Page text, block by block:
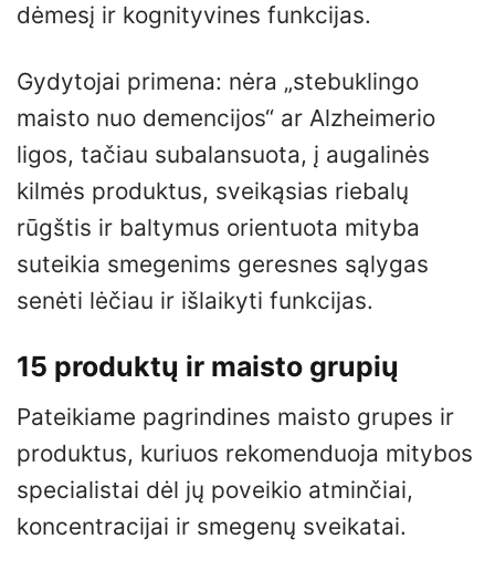
dėmesį ir kognityvines funkcijas.
Gydytojai primena: nėra „stebuklingo
maisto nuo demencijos“ ar Alzheimerio
ligos, tačiau subalansuota, į augalinės
kilmės produktus, sveikąsias riebalų
rūgštis ir baltymus orientuota mityba
suteikia smegenims geresnes sąlygas
senėti lėčiau ir išlaikyti funkcijas.
15 produktų ir maisto grupių
Pateikiame pagrindines maisto grupes ir
produktus, kuriuos rekomenduoja mitybos
specialistai dėl jų poveikio atminčiai,
koncentracijai ir smegenų sveikatai.